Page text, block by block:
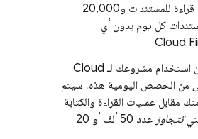
50,000 عملية قراءة للمستندات و20,000
كل يوم بدون أي
Cloud
استخدام مشروعك لـ Cloud
من الحصص اليومية هذه، سيتم
عمليات القراءة والكتابة
تتجاوز
عدد 50 ألف أو 20